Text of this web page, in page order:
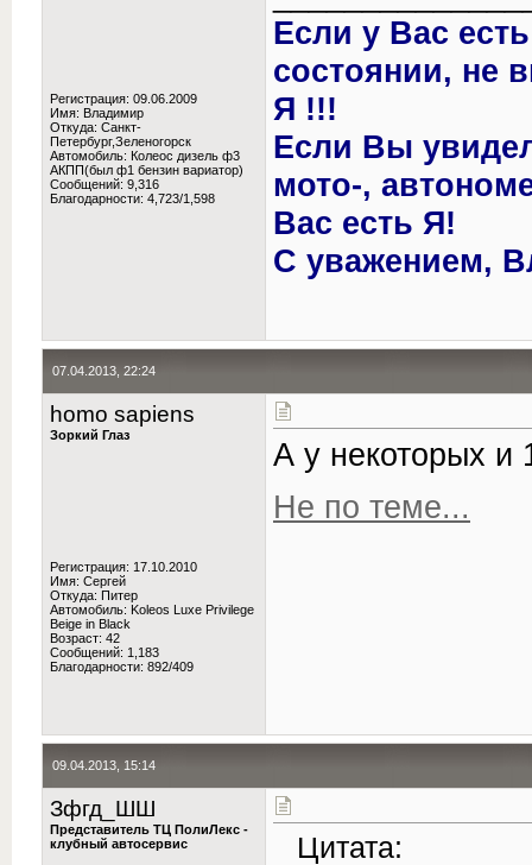
Регистрация: 09.06.2009
Имя: Владимир
Откуда: Санкт-
Петербург,Зеленогорск
Автомобиль: Колеос дизель ф3
АКПП(был ф1 бензин вариатор)
Сообщений: 9,316
Благодарности: 4,723/1,598
Если у Вас
состоянии, не
Я !!!
Если Вы
мото-,
Вас есть Я!
С уважением,
07.04.2013, 22:24
homo sapiens
Зоркий Глаз
Регистрация: 17.10.2010
Имя: Сергей
Откуда: Питер
Автомобиль: Koleos Luxe Privilege
Beige in Black
Возраст: 42
Сообщений: 1,183
Благодарности: 892/409
А у некоторых и
Не по теме...
09.04.2013, 15:14
Зфгд_ШШ
Представитель ТЦ ПолиЛекс -
клубный автосервис
Цитата: